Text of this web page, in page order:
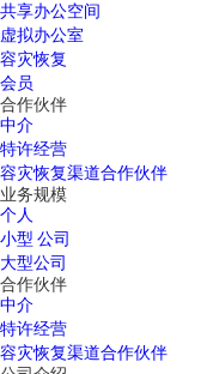
共享办公空间
虚拟办公室
容灾恢复
会员
合作伙伴
中介
特许经营
容灾恢复渠道合作伙伴
业务规模
个人
小型 公司
大型公司
合作伙伴
中介
特许经营
容灾恢复渠道合作伙伴